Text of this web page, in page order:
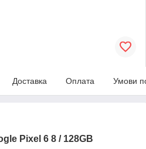
Доставка Оплата Умови
Pixel 6 8 / 128GB